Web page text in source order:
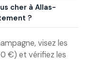
cher à Allas-
?
visez les
€) et vérifiez les